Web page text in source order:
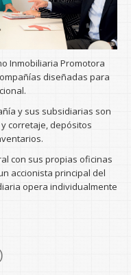
Inmobiliaria Promotora
diseñadas para
y sus subsidiarias son
corretaje, depósitos
con sus propias oficinas
accionista principal del
opera individualmente